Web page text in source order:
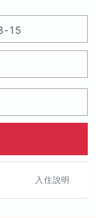
入住說明